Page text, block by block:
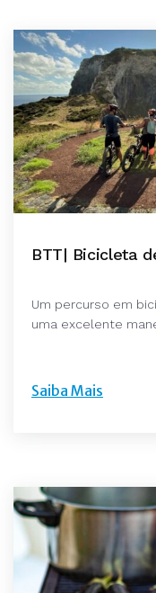
BTT| Bicicleta
Um percurso em
uma excelente
Saiba Mais